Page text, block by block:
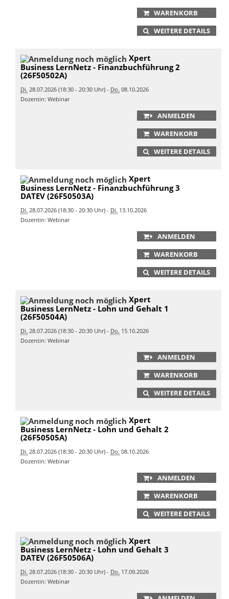
WARENKORB
WEITERE DETAILS
Xpert
Business LernNetz - Finanzbuchführung 2
(26F50502A)
Di. 28.07.2026 (18:30 - 20:30 Uhr) - Do. 08.10.2026
Dozentin: Webinar
ANMELDEN
WARENKORB
WEITERE DETAILS
Xpert
Business LernNetz - Finanzbuchführung 3
DATEV (26F50503A)
Di. 28.07.2026 (18:30 - 20:30 Uhr) - Di. 13.10.2026
Dozentin: Webinar
ANMELDEN
WARENKORB
WEITERE DETAILS
Xpert
Business LernNetz - Lohn und Gehalt 1
(26F50504A)
Di. 28.07.2026 (18:30 - 20:30 Uhr) - Do. 15.10.2026
Dozentin: Webinar
ANMELDEN
WARENKORB
WEITERE DETAILS
Xpert
Business LernNetz - Lohn und Gehalt 2
(26F50505A)
Di. 28.07.2026 (18:30 - 20:30 Uhr) - Do. 08.10.2026
Dozentin: Webinar
ANMELDEN
WARENKORB
WEITERE DETAILS
Xpert
Business LernNetz - Lohn und Gehalt 3
DATEV (26F50506A)
Di. 28.07.2026 (18:30 - 20:30 Uhr) - Do. 17.09.2026
Dozentin: Webinar